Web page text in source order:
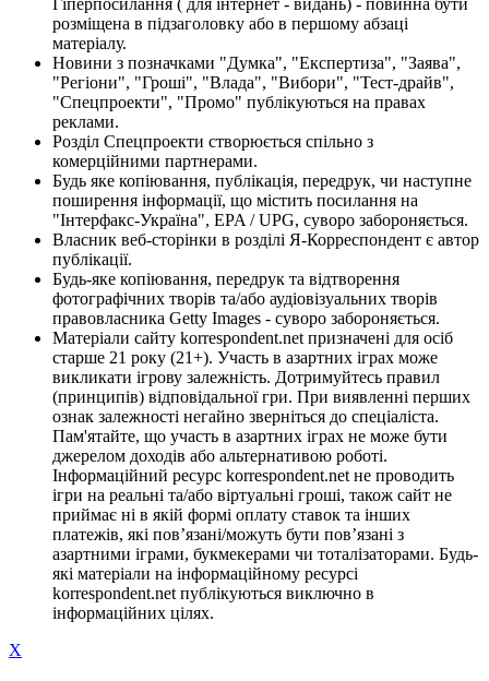
розміщена в підзаголовку або в першому абзаці
матеріалу.
Новини з позначками "Думка", "Експертиза", "Заява",
"Регіони", "Гроші", "Влада", "Вибори", "Тест-драйв",
"Спецпроекти", "Промо" публікуються на правах
реклами.
Розділ Спецпроекти створюється спільно з
комерційними партнерами.
Будь яке копіювання, публікація, передрук, чи наступне
поширення інформації, що містить посилання на
"Інтерфакс-Україна", EPA / UPG, суворо забороняється.
Власник веб-сторінки в розділі Я-Корреспондент є автор
публікації.
Будь-яке копіювання, передрук та відтворення
фотографічних творів та/або аудіовізуальних творів
правовласника Getty Images - суворо забороняється.
Матеріали сайту korrespondent.net призначені для осіб
старше 21 року (21+). Участь в азартних іграх може
викликати ігрову залежність. Дотримуйтесь правил
(принципів) відповідальної гри. При виявленні перших
ознак залежності негайно зверніться до спеціаліста.
Пам'ятайте, що участь в азартних іграх не може бути
джерелом доходів або альтернативою роботі.
Інформаційний ресурс korrespondent.net не проводить
ігри на реальні та/або віртуальні гроші, також сайт не
приймає ні в якій формі оплату ставок та інших
платежів, які пов’язані/можуть бути пов’язані з
азартними іграми, букмекерами чи тоталізаторами. Будь-
які матеріали на інформаційному ресурсі
korrespondent.net публікуються виключно в
інформаційних цілях.
X